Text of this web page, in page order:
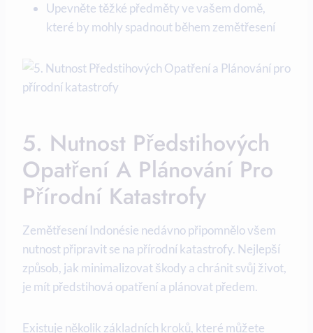
Upevněte těžké předměty ve vašem domě,
které by mohly spadnout během zemětřesení
5. Nutnost Předstihových
Opatření A Plánování Pro
Přírodní Katastrofy
Zemětřesení Indonésie nedávno připomnělo všem
nutnost připravit se na přírodní katastrofy. Nejlepší
způsob, jak minimalizovat škody a chránit svůj život,
je mít předstihová opatření a plánovat předem.
Existuje několik základních kroků, které můžete